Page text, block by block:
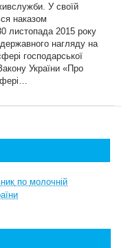
У своїй
наказом
листопада 2015 року
нагляду на
господарської
України «Про
по молочній